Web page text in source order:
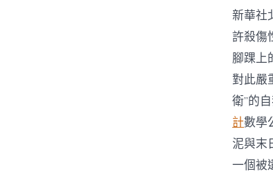
新華社
許殺傷
腳踝上
對此嚴
衛”的
計數學
泥與末
一個被